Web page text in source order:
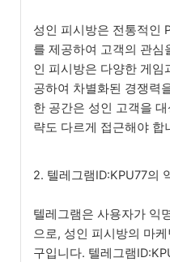
성인 피시방은 전통적인
를 제공하여 고객의 관심
인 피시방은 다양한 게임
공하여 차별화된 경쟁력
한 공간은 성인 고객을
략도 다르게 접근해야 합
2. 텔레그램ID:KPU77의
텔레그램은 사용자가 익
으로, 성인 피시방의 마
구입니다. 텔레그램